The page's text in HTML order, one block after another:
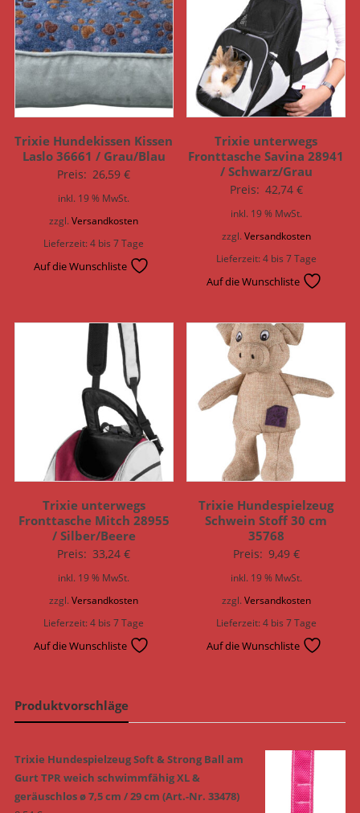
Trixie Hundekissen Kissen
Laslo 36661 / Grau/Blau
Preis: 26,59€
inkl. 19 % MwSt.
zzgl.Versandkosten
Lieferzeit:4 bis 7 Tage
Auf die Wunschliste
Trixie unterwegs
Fronttasche Savina 28941
/ Schwarz/Grau
Preis: 42,74 €
inkl. 19 % MwSt.
zzgl. Versandkosten
Lieferzeit:4 bis 7 Tage
Auf die Wunschliste
Trixie unterwegs
Fronttasche Mitch 28955
/ Silber/Beere
Preis: 33,24€
inkl. 19 % MwSt.
zzgl.Versandkosten
Lieferzeit:4 bis 7 Tage
Auf die Wunschliste
Trixie Hundespielzeug
Schwein Stoff 30 cm
35768
Preis: 9,49 €
inkl. 19 % MwSt.
zzgl. Versandkosten
Lieferzeit:4 bis 7 Tage
Auf die Wunschliste
Produktvorschläge
Trixie Hundespielzeug Soft & Strong Ball am
Gurt TPR weich schwimmfähig XL &
geräuschlos ø 7,5 cm / 29 cm (Art.-Nr. 33478)